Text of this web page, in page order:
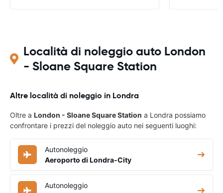
Località di noleggio auto London
- Sloane Square Station
Altre località di noleggio in Londra
Oltre a London - Sloane Square Station a Londra possiamo
confrontare i prezzi del noleggio auto nei seguenti luoghi:
Autonoleggio
Aeroporto di Londra-City
Autonoleggio